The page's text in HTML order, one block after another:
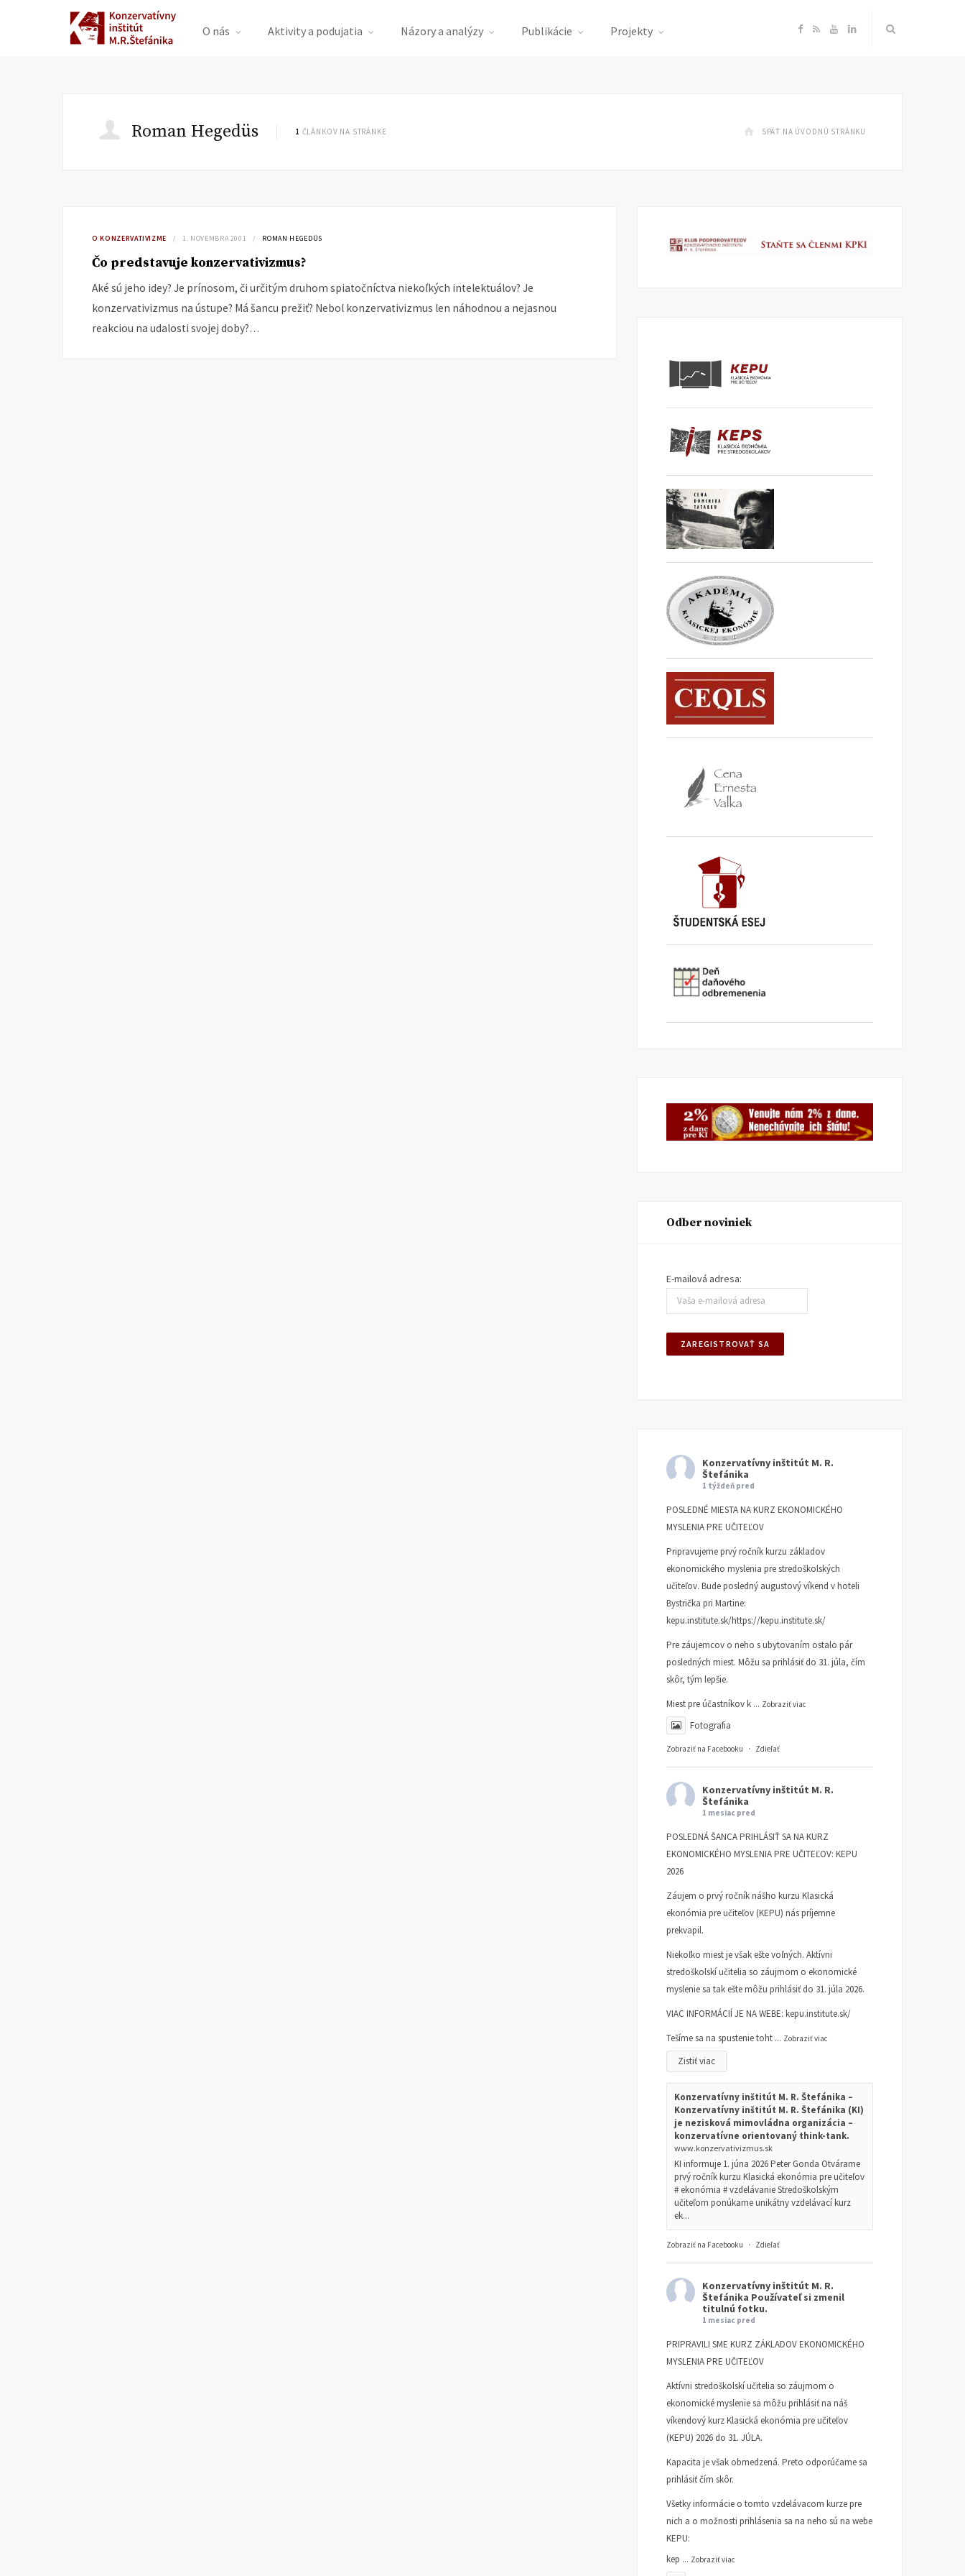
O nás Aktivity a podujatia Názory a analýzy Publikácie Projekty F
e
o
R Y
T
e
L
k
I
Roman Hegedüs 1 ČLÁNKOV NA STRÁNKE SPÄŤ NA ÚVODNÚ STRÁNKU
O KONZERVATIVIZME 1. NOVEMBRA 2001 ROMAN HEGEDÜS
Čo predstavuje konzervativizmus?
Aké sú jeho idey? Je prínosom, či určitým druhom spiatočníctva niekoľkých intelektuálov? Je
konzervativizmus na ústupe? Má šancu prežiť? Nebol konzervativizmus len náhodnou a nejasnou
reakciou na udalosti svojej doby?…
Odber noviniek
E-mailová adresa:
Konzervatívny inštitút M. R.
Štefánika
1 týždeň pred
POSLEDNÉ MIESTA NA KURZ EKONOMICKÉHO
MYSLENIA PRE UČITEĽOV
Pripravujeme prvý ročník kurzu základov
ekonomického myslenia pre stredoškolských
učiteľov. Bude posledný augustový víkend v hoteli
Bystrička pri Martine:
kepu.institute.sk/https://kepu.institute.sk/
Pre záujemcov o neho s ubytovaním ostalo pár
posledných miest. Môžu sa prihlásiť do 31. júla, čím
skôr, tým lepšie.
Miest pre účastníkov k ... Zobraziť viac
Fotografia
Zobraziť na Facebooku · Zdieľať
Konzervatívny inštitút M. R.
Štefánika
1 mesiac pred
POSLEDNÁ ŠANCA PRIHLÁSIŤ SA NA KURZ
EKONOMICKÉHO MYSLENIA PRE UČITEĽOV: KEPU
2026
Záujem o prvý ročník nášho kurzu Klasická
ekonómia pre učiteľov (KEPU) nás príjemne
prekvapil.
Niekoľko miest je však ešte voľných. Aktívni
stredoškolskí učitelia so záujmom o ekonomické
myslenie sa tak ešte môžu prihlásiť do 31. júla 2026.
VIAC INFORMÁCIÍ JE NA WEBE: kepu.institute.sk/
Tešíme sa na spustenie toht ... Zobraziť viac
Zistiť viac
Konzervatívny inštitút M. R. Štefánika –
Konzervatívny inštitút M. R. Štefánika (KI)
je nezisková mimovládna organizácia –
konzervatívne orientovaný think-tank.
www.konzervativizmus.sk
KI informuje 1. júna 2026 Peter Gonda Otvárame
prvý ročník kurzu Klasická ekonómia pre učiteľov
# ekonómia # vzdelávanie Stredoškolským
učiteľom ponúkame unikátny vzdelávací kurz
ek...
Zobraziť na Facebooku · Zdieľať
Konzervatívny inštitút M. R.
Štefánika Používateľ si zmenil
titulnú fotku.
1 mesiac pred
PRIPRAVILI SME KURZ ZÁKLADOV EKONOMICKÉHO
MYSLENIA PRE UČITEĽOV
Aktívni stredoškolskí učitelia so záujmom o
ekonomické myslenie sa môžu prihlásiť na náš
víkendový kurz Klasická ekonómia pre učiteľov
(KEPU) 2026 do 31. JÚLA.
Kapacita je však obmedzená. Preto odporúčame sa
prihlásiť čím skôr.
Všetky informácie o tomto vzdelávacom kurze pre
nich a o možnosti prihlásenia sa na neho sú na webe
KEPU:
kep ... Zobraziť viac